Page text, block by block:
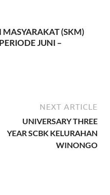
MASYARAKAT (SKM)
JUNI –
NEXT ARTICLE
UNIVERSARY THREE
YEAR SCBK KELURAHAN
WINONGO